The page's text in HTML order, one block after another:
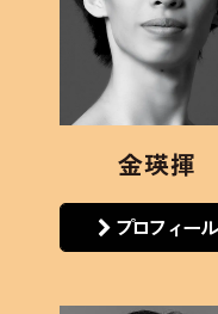
金瑛揮
プロフィール